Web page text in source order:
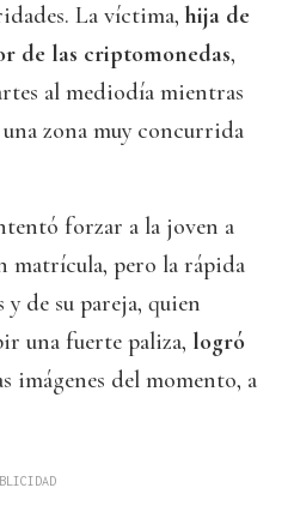
La víctima, hija de
de las criptomonedas,
al mediodía mientras
una zona muy concurrida
forzar a la joven a
matrícula, pero la rápida
de su pareja, quien
una fuerte paliza, logró
imágenes del momento, a